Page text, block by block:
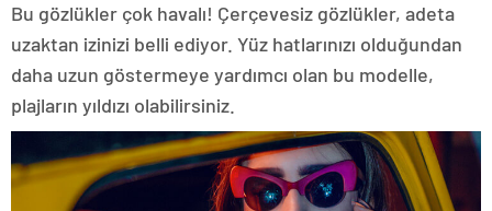
Bu gözlükler çok havalı! Çerçevesiz gözlükler, adeta
uzaktan izinizi belli ediyor. Yüz hatlarınızı olduğundan
daha uzun göstermeye yardımcı olan bu modelle,
plajların yıldızı olabilirsiniz.